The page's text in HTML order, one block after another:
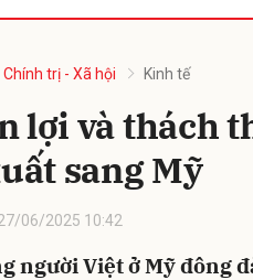
Chính trị - Xã hội Kinh tế
lợi và thách
sang Mỹ
06/2025 10:42
người Việt ở Mỹ đông